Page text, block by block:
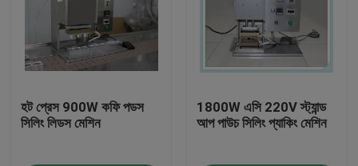
আমাদের সম্পর্কে
হট প্রেস 900W কফি পডস
সিলিং লিডস মেশিন
1800W এসি 220V স্ট্যান্ড
আপ পাউচ সিলিং প্যাকিং মেশিন